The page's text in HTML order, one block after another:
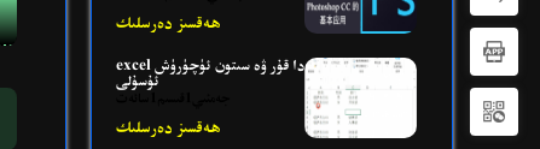
ھەقسىز دەرسلىك
excel دا قۇر ۋە سىتون ئۈچۈرۈش
ئۇسۇلى
ھەقسىز دەرسلىك